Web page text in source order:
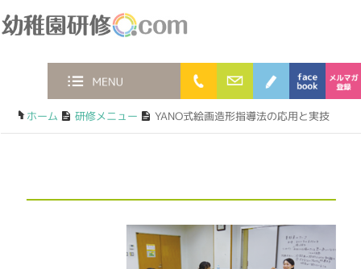
MENU0120-36-2023
お問合わせフォー
ブログ
ホーム / 研修メニュー / YANO式絵画造形指導法の応用と実技